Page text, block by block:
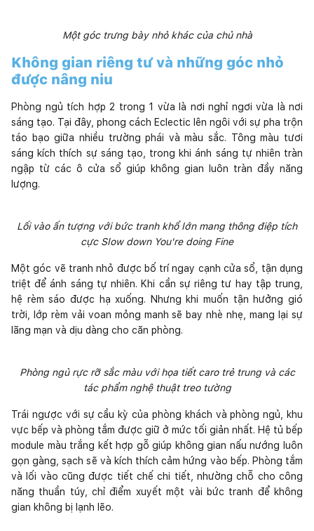
Một góc trưng bày nhỏ khác của chủ nhà
Không gian riêng tư và những góc nhỏ
được nâng niu
Phòng ngủ tích hợp 2 trong 1 vừa là nơi nghỉ ngơi vừa là nơi
sáng tạo. Tại đây, phong cách Eclectic lên ngôi với sự pha trộn
táo bạo giữa nhiều trường phái và màu sắc. Tông màu tươi
sáng kích thích sự sáng tạo, trong khi ánh sáng tự nhiên tràn
ngập từ các ô cửa sổ giúp không gian luôn tràn đầy năng
lượng.
Lối vào ấn tượng với bức tranh khổ lớn mang thông điệp tích
cực Slow down You're doing Fine
Một góc vẽ tranh nhỏ được bố trí ngay cạnh cửa sổ, tận dụng
triệt để ánh sáng tự nhiên. Khi cần sự riêng tư hay tập trung,
hệ rèm sáo được hạ xuống. Nhưng khi muốn tận hưởng gió
trời, lớp rèm vải voan mỏng manh sẽ bay nhè nhẹ, mang lại sự
lãng mạn và dịu dàng cho căn phòng.
Phòng ngủ rực rỡ sắc màu với họa tiết caro trẻ trung và các
tác phẩm nghệ thuật treo tường
Trái ngược với sự cầu kỳ của phòng khách và phòng ngủ, khu
vực bếp và phòng tắm được giữ ở mức tối giản nhất. Hệ tủ bếp
module màu trắng kết hợp gỗ giúp không gian nấu nướng luôn
gọn gàng, sạch sẽ và kích thích cảm hứng vào bếp. Phòng tắm
và lối vào cũng được tiết chế chi tiết, nhường chỗ cho công
năng thuần túy, chỉ điểm xuyết một vài bức tranh để không
gian không bị lạnh lẽo.